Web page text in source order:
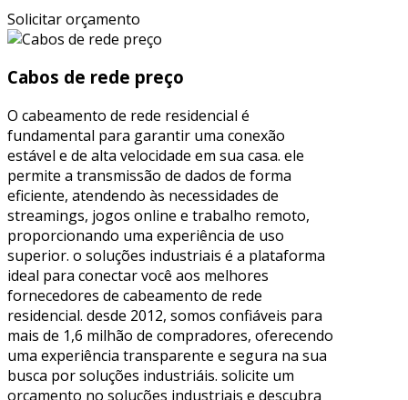
Solicitar orçamento
Cabos de rede preço
O cabeamento de rede residencial é
fundamental para garantir uma conexão
estável e de alta velocidade em sua casa. ele
permite a transmissão de dados de forma
eficiente, atendendo às necessidades de
streamings, jogos online e trabalho remoto,
proporcionando uma experiência de uso
superior. o soluções industriais é a plataforma
ideal para conectar você aos melhores
fornecedores de cabeamento de rede
residencial. desde 2012, somos confiáveis para
mais de 1,6 milhão de compradores, oferecendo
uma experiência transparente e segura na sua
busca por soluções industriáis. solicite um
orçamento no soluções industriais e descubra